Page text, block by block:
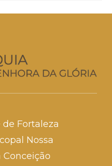
Fortaleza
Nossa
Conceição